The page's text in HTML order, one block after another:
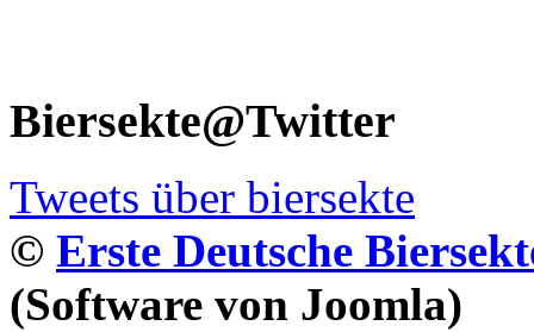
Biersekte@Twitter
Tweets über biersekte
© Erste Deutsche
(Software von Joomla)